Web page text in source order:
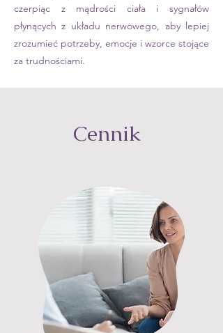
czerpiąc z mądrości ciała i sygnałów
płynących z układu nerwowego, aby lepiej
zrozumieć potrzeby, emocje i wzorce stojące
za trudnościami.
Cennik